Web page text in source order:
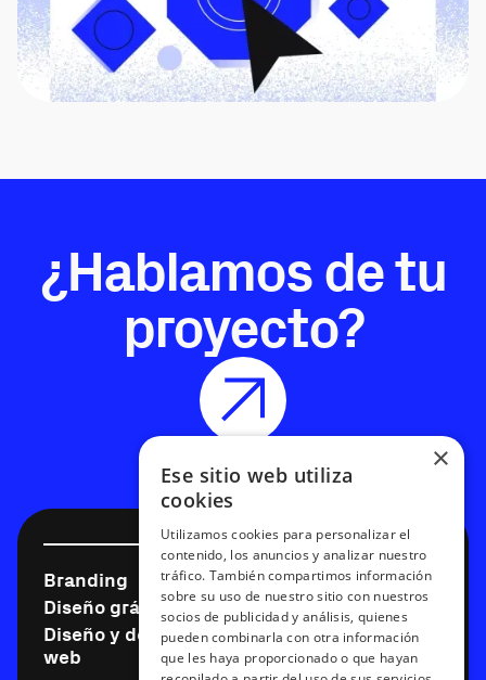
¿Hablamos de tu
proyecto?
Branding
Diseño gráfico
Diseño y desarrollo
web
Diseño digital
Motion graphics
Expertos en Webflow
×
Ese sitio web utiliza
cookies
Utilizamos cookies para personalizar el
contenido, los anuncios y analizar nuestro
tráfico. También compartimos información
sobre su uso de nuestro sitio con nuestros
socios de publicidad y análisis, quienes
pueden combinarla con otra información
que les haya proporcionado o que hayan